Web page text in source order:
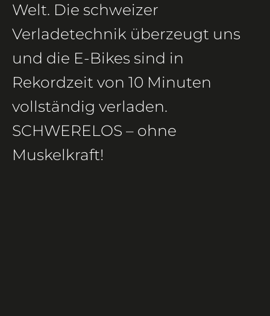
Welt. Die schweizer
Verladetechnik überzeugt uns
und die E-Bikes sind in
Rekordzeit von 10 Minuten
vollständig verladen.
SCHWERELOS – ohne
Muskelkraft!